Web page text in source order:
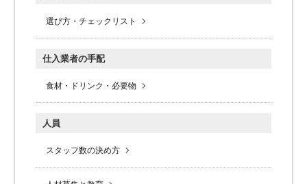
選び方・チェックリスト
仕入業者の手配
食材・ドリンク・必要物
人員
スタッフ数の決め方